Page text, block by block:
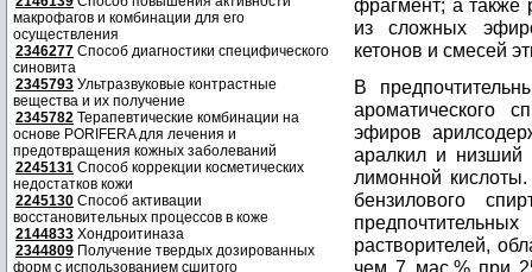
макрофагов и комбинации для его
осуществления
2346277 Способ диагностики специфического
синовита
2345793 Ультразвуковые контрастные
вещества и их получение
2345782 Терапевтические комбинации на
основе PORIFERA для лечения и
предотвращения кожных заболеваний
2245131 Способ коррекции косметических
недостатков кожи
2245130 Способ активации
восстановительных процессов в коже
2144833 Хондроитиназа
2344809 Получение твердых дозированных
форм с использованием сшитого
фрагмент; а также
из сложных
кетонов и смесей
В
ароматического
эфиров
аралкил и низший
лимонной
бензилового
растворителей,
чем 7 мас.% при